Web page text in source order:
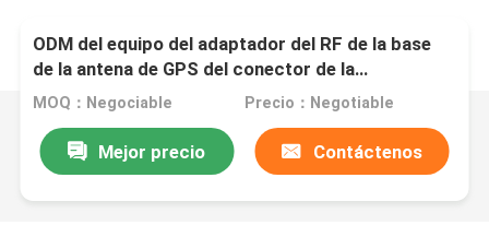
ODM del equipo del adaptador del RF de la base
de la antena de GPS del conector de la
radiofrecuencia de IPEX/del IPX
MOQ：Negociable Precio：Negotiable
Mejor precio Contáctenos